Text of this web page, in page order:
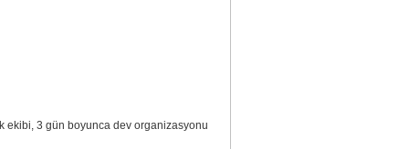
ekibi, 3 gün boyunca dev organizasyonu